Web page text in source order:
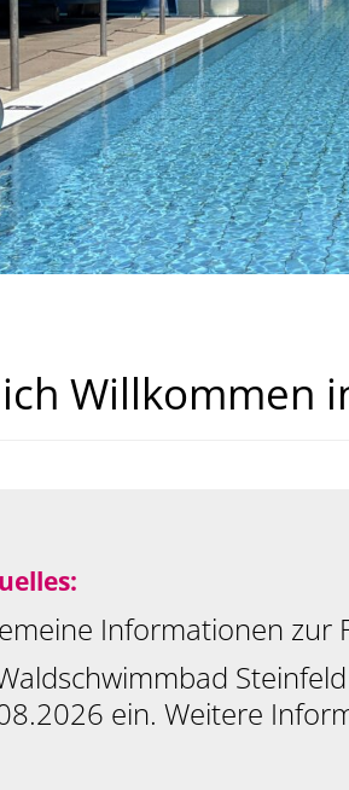
Willkommen
Informationen zur
ein. Weitere